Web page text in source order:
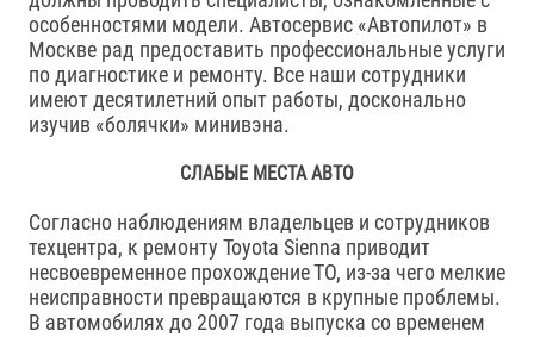
особенностями модели. Автосервис «Автопилот» в
Москве рад предоставить профессиональные услуги
по диагностике и ремонту. Все наши сотрудники
имеют десятилетний опыт работы, досконально
изучив «болячки» минивэна.
СЛАБЫЕ МЕСТА АВТО
Согласно наблюдениям владельцев и сотрудников
техцентра, к ремонту Toyota Sienna приводит
несвоевременное прохождение ТО, из-за чего мелкие
неисправности превращаются в крупные проблемы.
В автомобилях до 2007 года выпуска со временем